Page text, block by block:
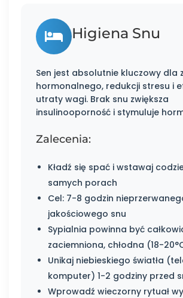
Higiena Snu
Sen jest absolutnie kluczowy dla
hormonalnego, redukcji stresu i
utraty wagi. Brak snu zwiększa
insulinooporność i stymuluje
Zalecenia:
Kładź się spać i wstawaj
samych porach
Cel: 7-8 godzin
jakościowego snu
Sypialnia powinna być
zaciemniona, chłodna (18-
Unikaj niebieskiego światła
komputer) 1-2 godziny przed
Wprowadź wieczorny rytuał